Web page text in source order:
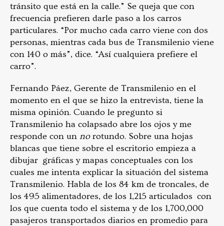
tránsito que está en la calle.” Se queja que con
frecuencia prefieren darle paso a los carros
particulares. “Por mucho cada carro viene con dos
personas, mientras cada bus de Transmilenio viene
con 140 o más”, dice. “Así cualquiera prefiere el
carro”.
Fernando Páez, Gerente de Transmilenio en el
momento en el que se hizo la entrevista, tiene la
misma opinión. Cuando le pregunto si
Transmilenio ha colapsado abre los ojos y me
responde con un norotundo. Sobre una hojas
blancas que tiene sobre el escritorio empieza a
dibujar gráficas y mapas conceptuales con los
cuales me intenta explicar la situación del sistema
Transmilenio. Habla de los 84 km de troncales, de
los 495 alimentadores, de los 1,215 articulados con
los que cuenta todo el sistema y de los 1,700,000
pasajeros transportados diarios en promedio para